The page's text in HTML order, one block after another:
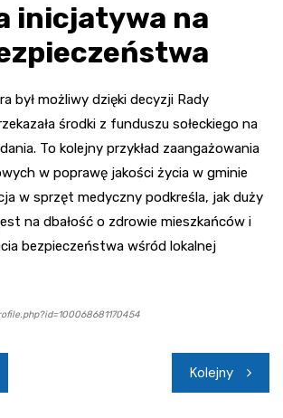
inicjatywa na
był możliwy dzięki decyzji Rady
środki z funduszu sołeckiego na
To kolejny przykład zaangażowania
w poprawę jakości życia w gminie
w sprzęt medyczny podkreśla, jak duży
na dbałość o zdrowie mieszkańców i
bezpieczeństwa wśród lokalnej
Kolejny